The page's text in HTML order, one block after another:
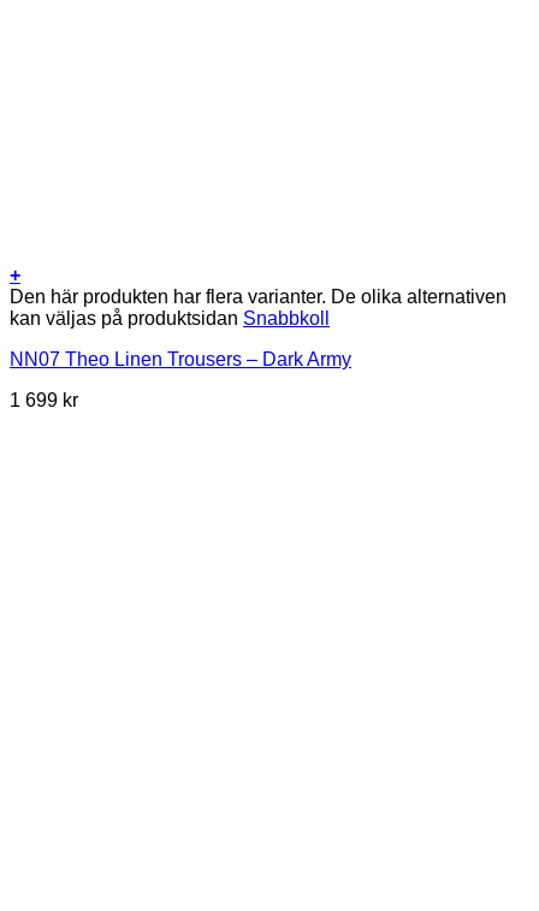
+
Den här produkten har flera varianter. De olika alternativen
kan väljas på produktsidan Snabbkoll
NN07 Theo Linen Trousers – Dark Army
1 699 kr